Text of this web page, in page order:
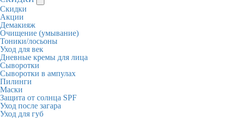
Скидки
Акции
Демакияж
Очищение (умывание)
Тоники/лосьоны
Уход для век
Дневные кремы для лица
Сыворотки
Сыворотки в ампулах
Пилинги
Маски
Защита от солнца SPF
Уход после загара
Уход для губ